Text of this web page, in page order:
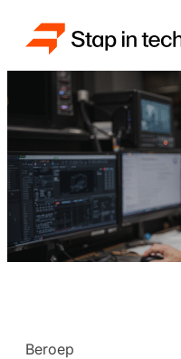
Beroep